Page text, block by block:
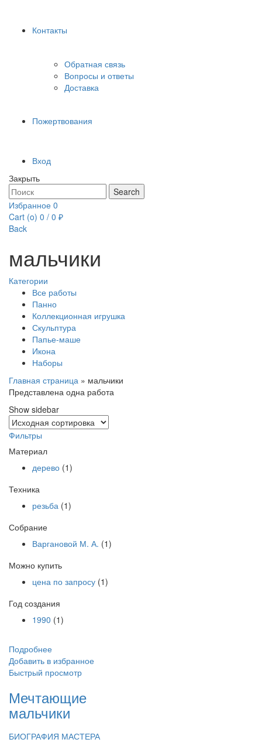
Контакты
Обратная связь
Вопросы и ответы
Доставка
Пожертвования
Вход
Закрыть
Search
for:
Search
Избранное 0
Cart (o) 0 / 0 ₽
Back
мальчики
Категории
Все работы
Панно
Коллекционная игрушка
Скульптура
Папье-маше
Икона
Наборы
Главная страница » мальчики
Представлена одна работа
Show sidebar
Фильтры
Материал
дерево (1)
Техника
резьба (1)
Собрание
Варгановой М. А. (1)
Можно купить
цена по запросу (1)
Год создания
1990 (1)
Подробнее
Добавить в избранное
Быстрый просмотр
Мечтающие
мальчики
БИОГРАФИЯ МАСТЕРА